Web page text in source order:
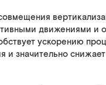
движениями и
ускорению
и значительно